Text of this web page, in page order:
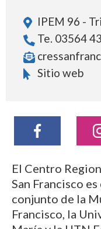
IPEM 96 -
Te. 03564
Sitio web
El Centro
San Francisco
conjunto de la
Francisco, la